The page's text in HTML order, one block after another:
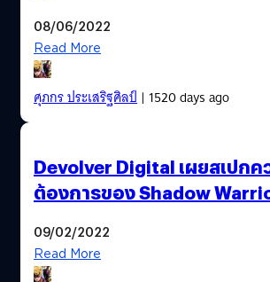
08/06/2022
Read More
ศุภกร ประเสริฐศิลป์| 1520 days ago
Devolver Digital เผยสเปกค
ต้องการของ Shadow
09/02/2022
Read More